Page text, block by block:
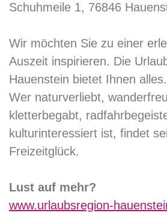
Schuhmeile 1, 76846
Wir möchten Sie zu einer
Auszeit inspirieren. Die
Hauenstein bietet Ihnen alles.
Wer naturverliebt,
kletterbegabt,
kulturinteressiert ist, findet
Freizeitglück.
Lust auf mehr?
www.urlaubsregion-